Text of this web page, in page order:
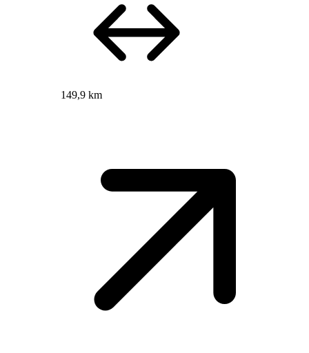
149,9 km